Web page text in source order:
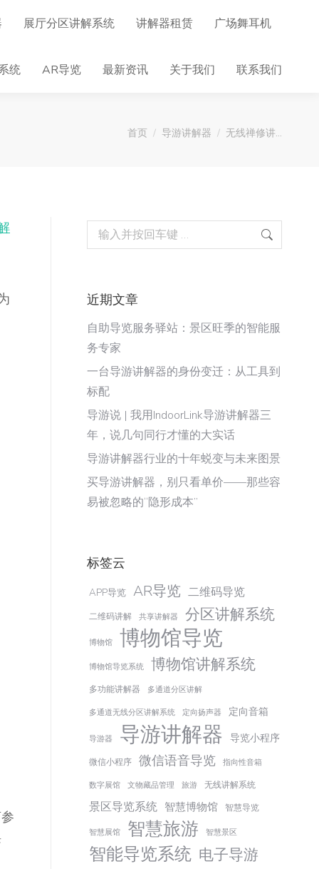
展厅分区讲解系统 讲解器租赁 广场舞耳机
统 AR导览 最新资讯 关于我们 联系我们
您在这里：
首页 导游讲解器 无线禅修讲…
Search:
近期文章
自助导览服务驿站：景区旺季的智能服
务专家
一台导游讲解器的身份变迁：从工具到
标配
导游说 | 我用IndoorLink导游讲解器三
年，说几句同行才懂的大实话
导游讲解器行业的十年蜕变与未来图景
买导游讲解器，别只看单价——那些容
易被忽略的“隐形成本”
标签云
APP导览 AR导览 二维码导览
二维码讲解 共享讲解器 分区讲解系统
博物馆 博物馆导览
博物馆导览系统 博物馆讲解系统
多功能讲解器 多通道分区讲解
多通道无线分区讲解系统 定向扬声器 定向音箱
导游器 导游讲解器 导览小程序
微信小程序 微信语音导览 指向性音箱
数字展馆 文物藏品管理 旅游 无线讲解系统
景区导览系统 智慧博物馆 智慧导览
智慧展馆 智慧旅游 智慧景区
智能导览系统 电子导游